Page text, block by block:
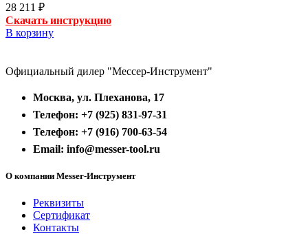
28 211 ₽
Скачать инструкцию
В корзину
Официальный дилер "Мессер-Инструмент"
Москва, ул. Плеханова, 17
Телефон: +7 (925) 831-97-31
Телефон: +7 (916) 700-63-54
Email: info@messer-tool.ru
О компании Messer-Инструмент
Реквизиты
Сертификат
Контакты